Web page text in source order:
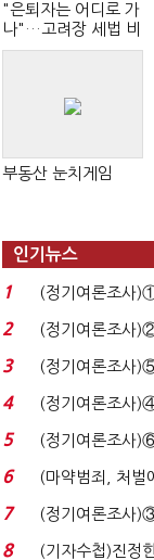
"은퇴자는 어디로 가
나"…고려장 세법 비
판 확산
부동산 눈치게임
인기뉴스
1
(정기여론조사
'초접전'…대통
2
(정기여론조사
청래 '초접전'...
3
(정기여론조사
7%…일주일 만
4
(정기여론조사
원 '양강'…서미
5
(정기여론조사
31.0%…오차범
6
(마약범죄, 처
독)"마약은 전
7
(정기여론조사
'송영길'…정청
8
(기자수첩)진정